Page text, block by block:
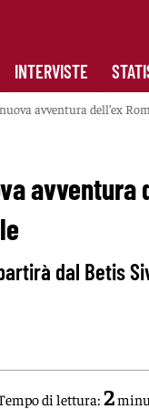
INTERVISTE
avventura dell’ex
avventura
dal Betis
di lettura:2